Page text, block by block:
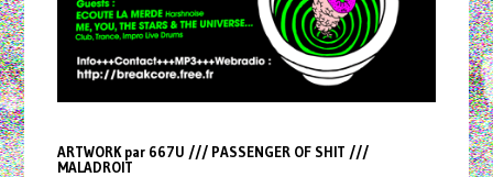
ARTWORK par 667U /// PASSENGER OF SHIT ///
MALADROIT